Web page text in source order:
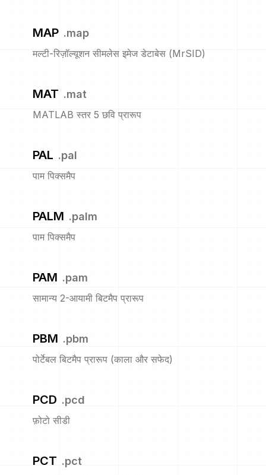
MAP .map
मल्टी-रिज़ॉल्यूशन सीमलेस इमेज डेटाबेस (MrSID)
MAT .mat
MATLAB स्तर 5 छवि प्रारूप
PAL .pal
पाम पिक्समैप
PALM .palm
पाम पिक्समैप
PAM .pam
सामान्य 2-आयामी बिटमैप प्रारूप
PBM .pbm
पोर्टेबल बिटमैप प्रारूप (काला और सफेद)
PCD .pcd
फ़ोटो सीडी
PCT .pct